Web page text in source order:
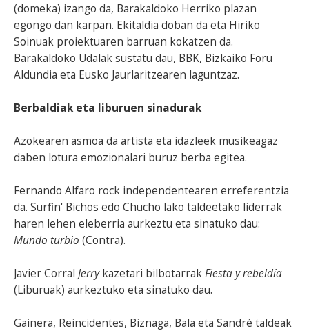
(domeka) izango da, Barakaldoko Herriko plazan
egongo dan karpan. Ekitaldia doban da eta Hiriko
Soinuak proiektuaren barruan kokatzen da.
Barakaldoko Udalak sustatu dau, BBK, Bizkaiko Foru
Aldundia eta Eusko Jaurlaritzearen laguntzaz.
Berbaldiak eta liburuen sinadurak
Azokearen asmoa da artista eta idazleek musikeagaz
daben lotura emozionalari buruz berba egitea.
Fernando Alfaro rock independentearen erreferentzia
da. Surfin' Bichos edo Chucho lako taldeetako liderrak
haren lehen eleberria aurkeztu eta sinatuko dau:
Mundo turbio (Contra).
Javier Corral Jerrykazetari bilbotarrakFiesta y rebeldía
(Liburuak) aurkeztuko eta sinatuko dau.
Gainera, Reincidentes, Biznaga, Bala eta Sandré taldeak